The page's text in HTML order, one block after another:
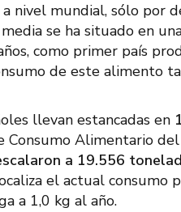
mundial, sólo por
se ha situado en
como primer país
de este alimento
llevan estancadas en
Consumo Alimentario
a 19.556
el actual consumo
a 1,0 kg al año.